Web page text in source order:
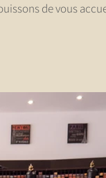
de vous